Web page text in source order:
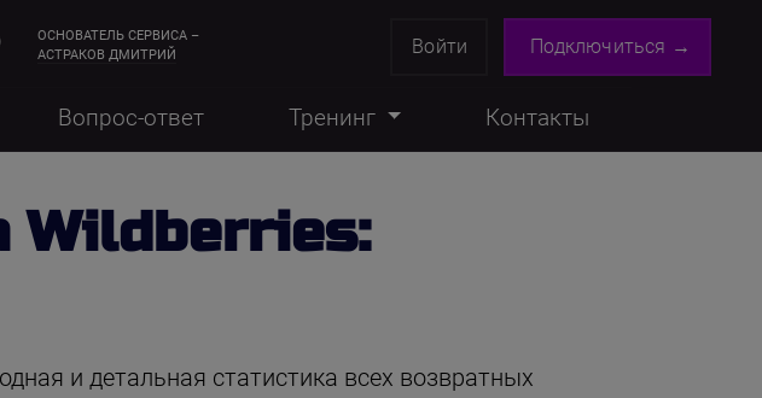
ОСНОВАТЕЛЬ СЕРВИСА –
АСТРАКОВ ДМИТРИЙ
Войти Подключиться →
Вопрос-ответ Тренинг Контакты
Wildberries:
и детальная статистика всех возвратных